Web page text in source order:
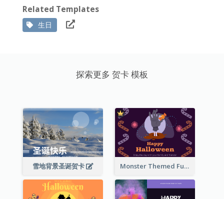
Related Templates
生日
探索更多 贺卡 模板
雪地背景圣诞贺卡 Monster Themed Fun Halloween Greeting Card